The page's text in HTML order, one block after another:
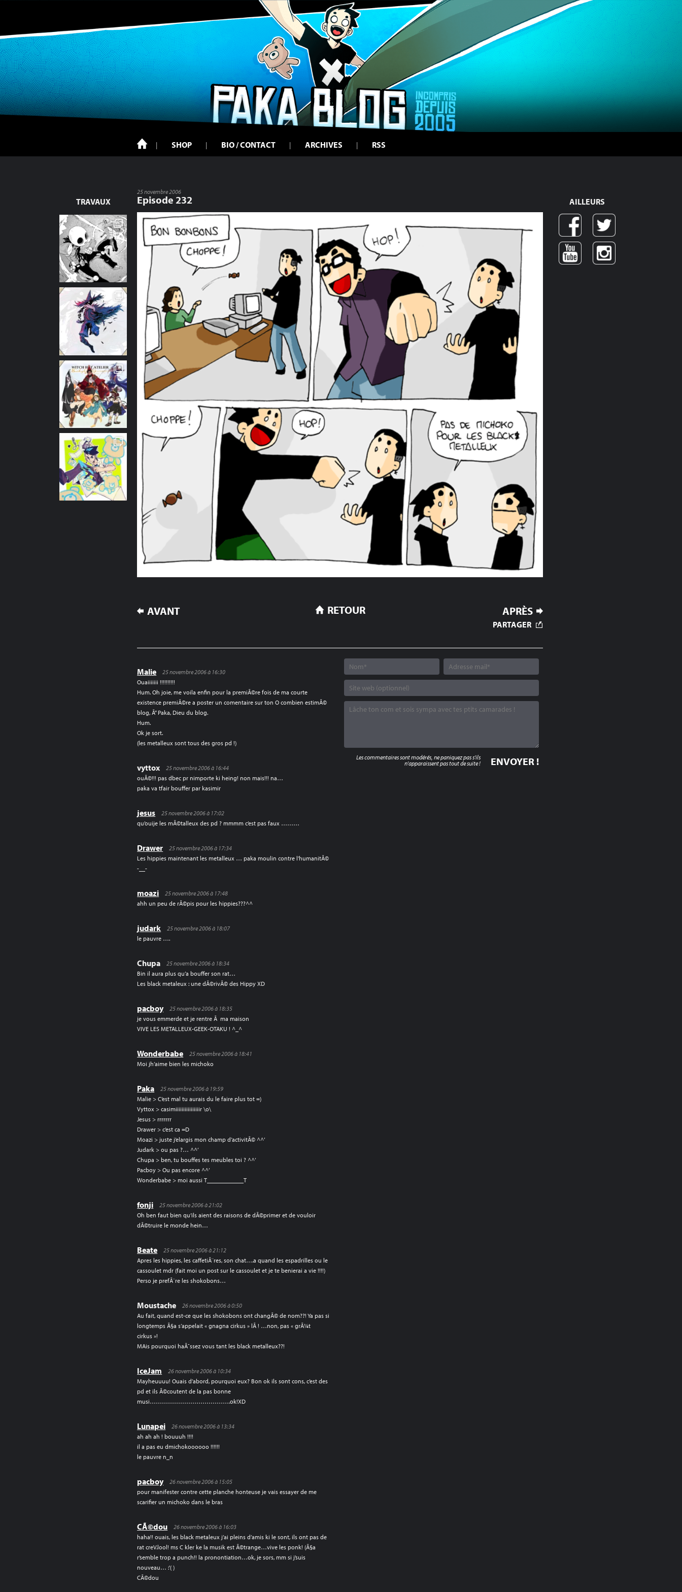
SHOP BIO / CONTACT ARCHIVES RSS
TRAVAUX
25 novembre 2006
Episode 232
NAVIGATION
AVANT APRÈS
RETOUR
PARTAGER
Malie
25 novembre 2006 à 16:30
Ouaiiiiiii !!!!!!!!!!
Hum. Oh joie, me voila enfin pour la premiÃ©re fois de ma courte
existence premiÃ©re a poster un comentaire sur ton O combien estimÃ©
blog, Ã” Paka, Dieu du blog.
Hum.
Ok je sort.
(les metalleux sont tous des gros pd !)
vyttox
25 novembre 2006 à 16:44
ouÃ©!!! pas dbec pr nimporte ki heing! non mais!!! na…
paka va tfair bouffer par kasimir
jesus
25 novembre 2006 à 17:02
qu’ouije les mÃ©talleux des pd ? mmmm c’est pas faux ………
Drawer
25 novembre 2006 à 17:34
Les hippies maintenant les metalleux … paka moulin contre l’humanitÃ©
-__-
moazi
25 novembre 2006 à 17:48
ahh un peu de rÃ©pis pour les hippies???^^
judark
25 novembre 2006 à 18:07
le pauvre ….
Chupa
25 novembre 2006 à 18:34
Bin il aura plus qu’a bouffer son rat…
Les black metaleux : une dÃ©rivÃ© des Hippy XD
pacboy
25 novembre 2006 à 18:35
je vous emmerde et je rentre Ã ma maison
VIVE LES METALLEUX-GEEK-OTAKU ! ^_^
Wonderbabe
25 novembre 2006 à 18:41
Moi jh’aime bien les michoko
Paka
25 novembre 2006 à 19:59
Malie > C’est mal tu aurais du le faire plus tot =)
Vyttox > casimiiiiiiiiiiiiiiiir \o\
Jesus > rrrrrrr
Drawer > c’est ca =D
Moazi > juste j’elargis mon champ d’activitÃ© ^^’
Judark > ou pas ?… ^^’
Chupa > ben, tu bouffes tes meubles toi ? ^^’
Pacboy > Ou pas encore ^^’
Wonderbabe > moi aussi T____________T
fonji
25 novembre 2006 à 21:02
Oh ben faut bien qu’ils aient des raisons de dÃ©primer et de vouloir
dÃ©truire le monde hein…
Beate
25 novembre 2006 à 21:12
Apres les hippies, les caffetiÃ¨res, son chat….a quand les espadrilles ou le
cassoulet mdr (fait moi un post sur le cassoulet et je te benierai a vie !!!!)
Perso je prefÃ¨re les shokobons…
Moustache
26 novembre 2006 à 0:50
Au fait, quand est-ce que les shokobons ont changÃ© de nom??! Ya pas si
longtemps Ã§a s’appelait « gnagna cirkus » lÃ ! …non, pas « grÃ¼t
cirkus »!
MAis pourquoi haÃ¯ssez vous tant les black metalleux??!
IceJam
26 novembre 2006 à 10:34
Mayheuuuu! Ouais d’abord, pourquoi eux? Bon ok ils sont cons, c’est des
pd et ils Ã©coutent de la pas bonne
musi………………………………….ok!XD
Lunapei
26 novembre 2006 à 13:34
ah ah ah ! bouuuh !!!!
il a pas eu dmichokoooooo !!!!!!
le pauvre n_n
pacboy
26 novembre 2006 à 15:05
pour manifester contre cette planche honteuse je vais essayer de me
scarifier un michoko dans le bras
CÃ©dou
26 novembre 2006 à 16:03
haha!! ouais, les black metaleux j’ai pleins d’amis ki le sont, ils ont pas de
rat creV.lool! ms C kler ke la musik est Ã©trange…vive les ponk! (Ã§a
r’semble trop a punch!! la pronontiation…ok, je sors, mm si j’suis
nouveau… :'( )
CÃ©dou
Les commentaires sont modérés, ne paniquez pas s'ils
n'apparaissent pas tout de suite !
AILLEURS